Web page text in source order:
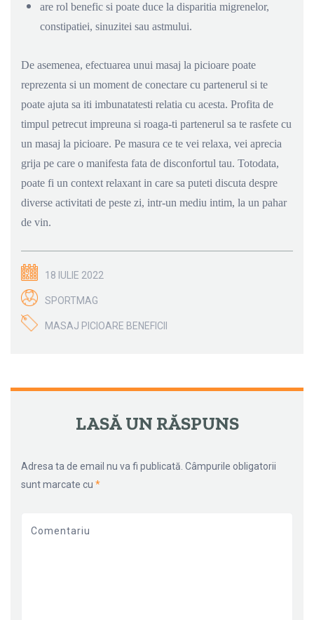
are rol benefic si poate duce la disparitia migrenelor,
constipatiei, sinuzitei sau astmului.
De asemenea, efectuarea unui masaj la picioare poate
reprezenta si un moment de conectare cu partenerul si te
poate ajuta sa iti imbunatatesti relatia cu acesta. Profita de
timpul petrecut impreuna si roaga-ti partenerul sa te rasfete cu
un masaj la picioare. Pe masura ce te vei relaxa, vei aprecia
grija pe care o manifesta fata de disconfortul tau. Totodata,
poate fi un context relaxant in care sa puteti discuta despre
diverse activitati de peste zi, intr-un mediu intim, la un pahar
de vin.
18 IULIE 2022
SPORTMAG
MASAJ PICIOARE BENEFICII
NAVIGARE ARTICOLE
←
→
LASĂ UN RĂSPUNS
Adresa ta de email nu va fi publicată. Câmpurile obligatorii
sunt marcate cu *
Comentariu